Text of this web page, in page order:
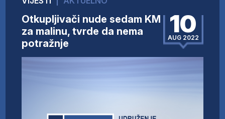
Otkupljivači nude sedam KM
za malinu, tvrde da nema
potražnje
10
AUG 2022